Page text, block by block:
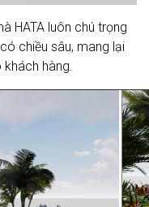
HATA luôn chú trọng
chiều sâu, mang lại
khách hàng.